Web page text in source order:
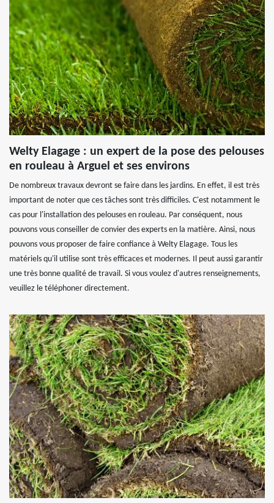
Welty Elagage : un expert de la pose des pelouses
en rouleau à Arguel et ses environs
De nombreux travaux devront se faire dans les jardins. En effet, il est très
important de noter que ces tâches sont très difficiles. C'est notamment le
cas pour l'installation des pelouses en rouleau. Par conséquent, nous
pouvons vous conseiller de convier des experts en la matière. Ainsi, nous
pouvons vous proposer de faire confiance à Welty Elagage. Tous les
matériels qu'il utilise sont très efficaces et modernes. Il peut aussi garantir
une très bonne qualité de travail. Si vous voulez d'autres renseignements,
veuillez le téléphoner directement.